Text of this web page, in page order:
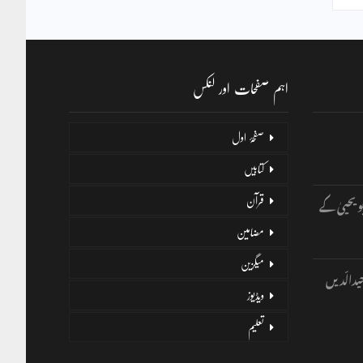
یحییٰ کے
اہم صفحات اور لنکس
صفحۂ اول
کتابیں
قرآن
مضامین
میگزین
ویڈیوز
تعلیم